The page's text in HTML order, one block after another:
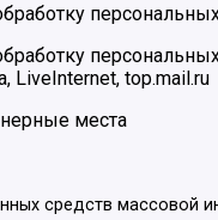
LiveInternet, top.mail.ru
места
средств массовой